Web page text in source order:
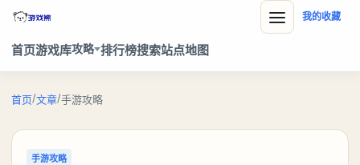
首页游戏库攻略 排行榜搜索站点地图
我的收藏
首页/文章/手游攻略
手游攻略